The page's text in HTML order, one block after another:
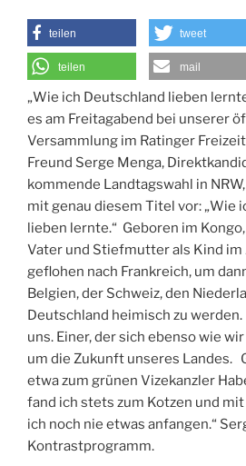
teilen tweet
teilen mail
„Wie ich Deutschland lieben
es am Freitagabend bei unserer
Versammlung im Ratinger
Freund Serge Menga,
kommende Landtagswahl in
mit genau diesem Titel vor: „Wie
lieben lernte.“ Geboren im
Vater und Stiefmutter als Kind im
geflohen nach Frankreich, um
Belgien, der Schweiz, den
Deutschland heimisch zu
uns. Einer, der sich ebenso wie
um die Zukunft unseres Landes.
etwa zum grünen Vizekanzler
fand ich stets zum Kotzen und
ich noch nie etwas anfangen.“
Kontrastprogramm.